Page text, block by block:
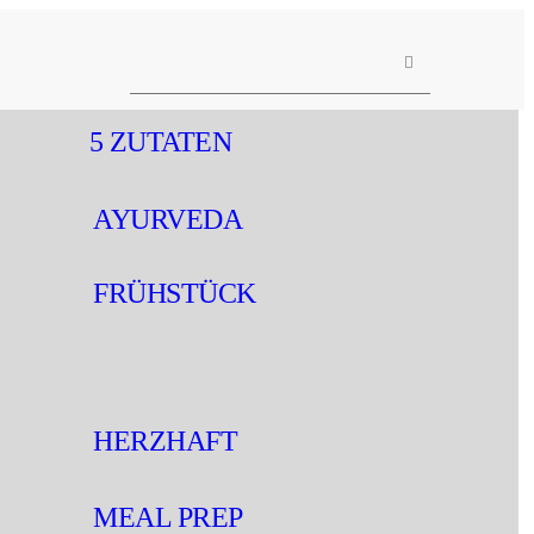
Ayurveda
5 ZUTATEN
AYURVEDA
FRÜHSTÜCK
HERZHAFT
MEAL PREP